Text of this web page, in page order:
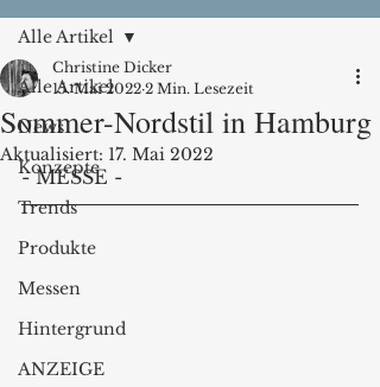
Alle Artikel
News
Konzepte
Trends
Produkte
Messen
Hintergrund
ANZEIGE
Alle Artikel
Sommer-Nordstil in Hamburg
Christine Dicker
15. Mai 2022 2 Min. Lesezeit
Aktualisiert: 17. Mai 2022
- MESSE -